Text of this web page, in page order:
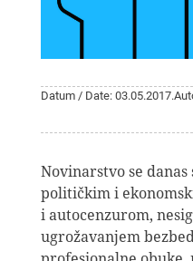
Datum / Date: 03.05.2017.
Novinarstvo se danas
političkim i
i autocenzurom,
ugrožavanjem